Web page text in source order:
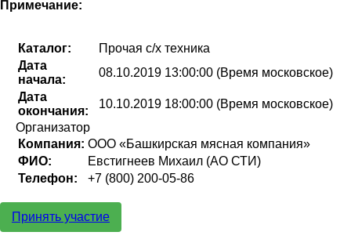
Примечание:
Каталог:
Прочая с/х техника
Дата
начала:
08.10.2019 13:00:00 (Время московское)
Дата
окончания:
10.10.2019 18:00:00 (Время московское)
Организатор
Компания: ООО «Башкирская мясная компания»
ФИО:
Евстигнеев Михаил (АО СТИ)
Телефон:
+7 (800) 200-05-86
Принять участие